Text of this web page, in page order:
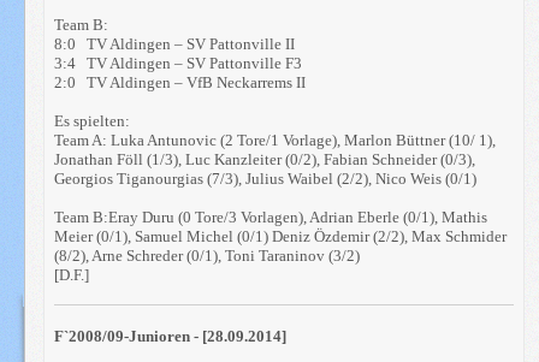
Team B:
8:0 TV Aldingen – SV Pattonville II
3:4 TV Aldingen – SV Pattonville F3
2:0 TV Aldingen – VfB Neckarrems II
Es spielten:
Team A: Luka Antunovic (2 Tore/1 Vorlage), Marlon Büttner (10/ 1),
Jonathan Föll (1/3), Luc Kanzleiter (0/2), Fabian Schneider (0/3),
Georgios Tiganourgias (7/3), Julius Waibel (2/2), Nico Weis (0/1)
Team B:Eray Duru (0 Tore/3 Vorlagen), Adrian Eberle (0/1), Mathis
Meier (0/1), Samuel Michel (0/1) Deniz Özdemir (2/2), Max Schmider
(8/2), Arne Schreder (0/1), Toni Taraninov (3/2)
[D.F.]
F`2008/09-Junioren - [28.09.2014]